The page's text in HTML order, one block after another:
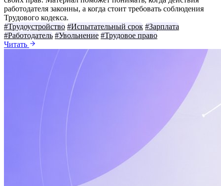
работодателя законны, а когда стоит требовать соблюдения
Трудового кодекса.
#Трудоустройство #Испытательный срок #Зарплата
#Работодатель #Увольнение #Трудовое право
Читать